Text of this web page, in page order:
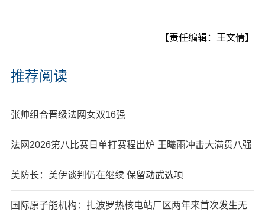
【责任编辑：王文倩】
推荐阅读
张帅组合晋级法网女双16强
法网2026第八比赛日单打赛程出炉 王曦雨冲击大满贯八强
美防长：美伊谈判仍在继续 保留动武选项
国际原子能机构：扎波罗热核电站厂区两年来首次发生无